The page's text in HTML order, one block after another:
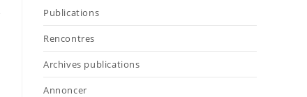
Publications
Rencontres
Archives publications
Annoncer